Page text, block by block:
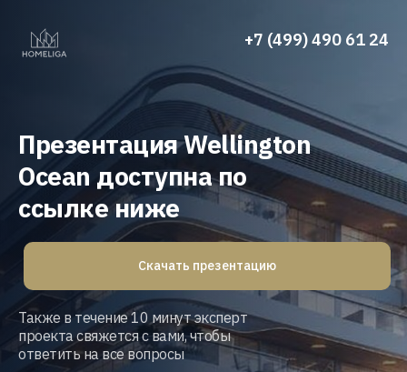
ПрезентацияWellington
Ocean доступна по
ссылке ниже
Также в течение 10 минут эксперт
проекта свяжется с вами, чтобы
ответить на все вопросы
+7 (499) 490 61 24
Скачать презентацию